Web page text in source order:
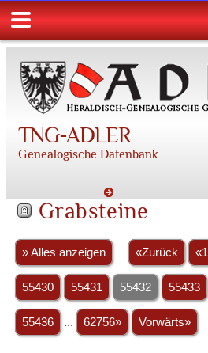
TNG-ADLER
Genealogische Datenbank
Grabsteine
» Alles anzeigen «Zurück «1
55430 55431 55432 55433
55436 ... 62756» Vorwärts»